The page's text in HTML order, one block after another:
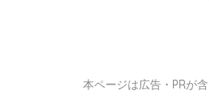
本ページは広告・PRが